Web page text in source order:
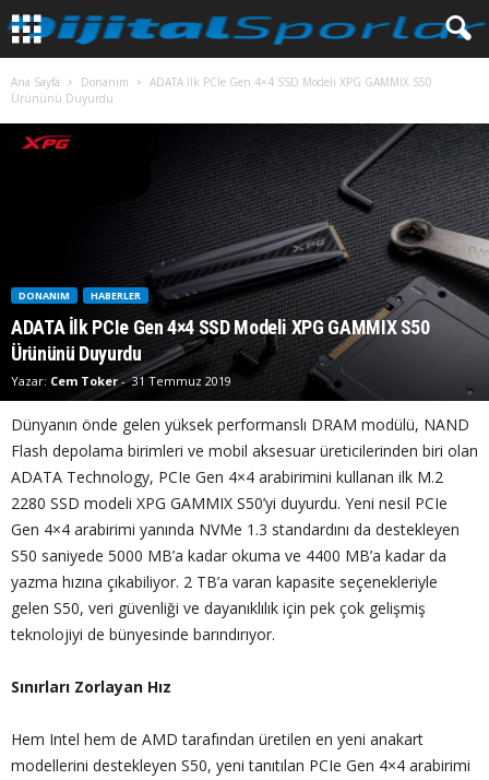
Ana Sayfa Donanım
ADATA İlk PCIe Gen 4×4 SSD Modeli XPG GAMMIX S50
Ürününü Duyurdu
DONANIM HABERLER
ADATA İlk PCIe Gen 4×4 SSD Modeli XPG GAMMIX S50
Ürününü Duyurdu
Yazar: Cem Toker - 31 Temmuz 2019
Dünyanın önde gelen yüksek performanslı DRAM modülü, NAND
Flash depolama birimleri ve mobil aksesuar üreticilerinden biri olan
ADATA Technology, PCIe Gen 4×4 arabirimini kullanan ilk M.2
2280 SSD modeli XPG GAMMIX S50’yi duyurdu. Yeni nesil PCIe
Gen 4×4 arabirimi yanında NVMe 1.3 standardını da destekleyen
S50 saniyede 5000 MB’a kadar okuma ve 4400 MB’a kadar da
yazma hızına çıkabiliyor. 2 TB’a varan kapasite seçenekleriyle
gelen S50, veri güvenliği ve dayanıklılık için pek çok gelişmiş
teknolojiyi de bünyesinde barındırıyor.
Sınırları Zorlayan Hız
Hem Intel hem de AMD tarafından üretilen en yeni anakart
modellerini destekleyen S50, yeni tanıtılan PCIe Gen 4×4 arabirimi